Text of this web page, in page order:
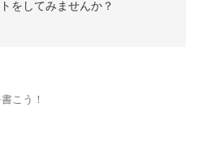
をしてみませんか？